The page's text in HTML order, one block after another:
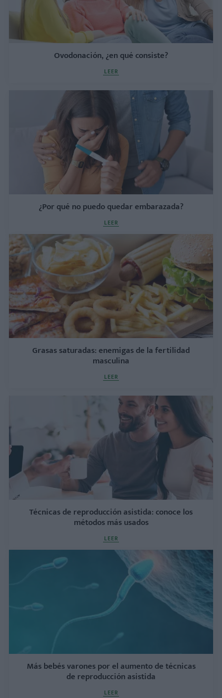
Ovodonación, ¿en qué consiste?
LEER
¿Por qué no puedo quedar embarazada?
LEER
Grasas saturadas: enemigas de la fertilidad
masculina
LEER
Técnicas de reproducción asistida: conoce los
métodos más usados
LEER
Más bebés varones por el aumento de técnicas
de reproducción asistida
LEER